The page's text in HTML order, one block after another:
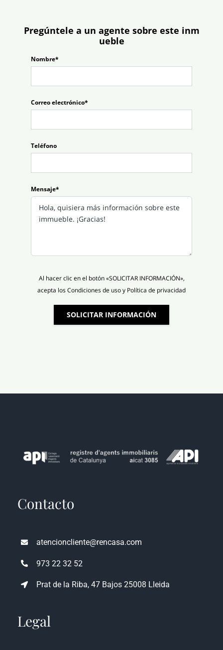
Pregúntele a un agente sobre este inm
ueble
Nombre*
Correo electrónico*
Teléfono
Mensaje*
Al hacer clic en el botón «SOLICITAR INFORMACIÓN»,
acepta los Condiciones de uso y Política de privacidad
SOLICITAR INFORMACIÓN
Contacto
atencioncliente@rencasa.com
973 22 32 52
Prat de la Riba, 47 Bajos 25008 Lleida
Legal